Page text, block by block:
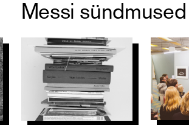
Messi sündmused